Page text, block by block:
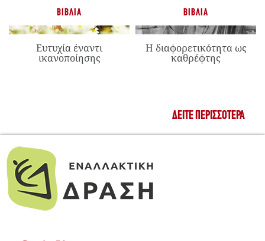
ΒΙΒΛΊΑ
Ευτυχία έναντι
ικανοποίησης
ΒΙΒΛΊΑ
Η διαφορετικότητα ως
καθρέφτης
ΔΕΊΤΕ ΠΕΡΙΣΣΌΤΕΡΑ